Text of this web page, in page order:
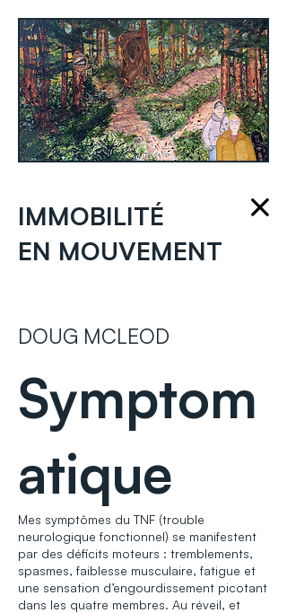
IMMOBILITÉ
EN MOUVEMENT
DOUG MCLEOD
Symptom
atique
Mes symptômes du TNF (trouble
neurologique fonctionnel) se manifestent
par des déficits moteurs : tremblements,
spasmes, faiblesse musculaire, fatigue et
une sensation d’engourdissement picotant
dans les quatre membres. Au réveil, et